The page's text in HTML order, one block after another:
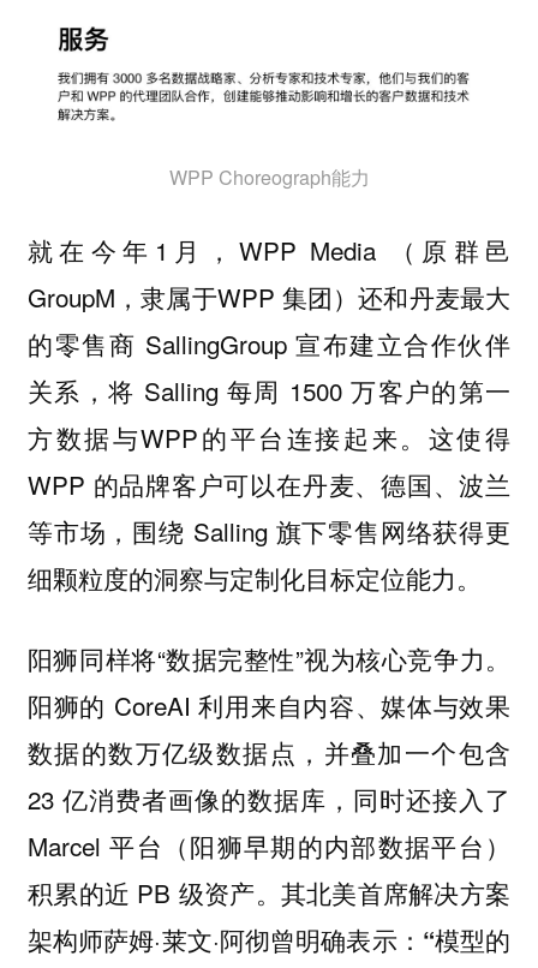
WPP Choreograph能力
就在今年1月，WPP Media （原群邑
GroupM，隶属于WPP 集团）还和丹麦最大
的零售商 SallingGroup 宣布建立合作伙伴
关系，将 Salling 每周 1500 万客户的第一
方数据与WPP的平台连接起来。这使得
WPP 的品牌客户可以在丹麦、德国、波兰
等市场，围绕 Salling 旗下零售网络获得更
细颗粒度的洞察与定制化目标定位能力。
阳狮同样将“数据完整性”视为核心竞争力。
阳狮的 CoreAI 利用来自内容、媒体与效果
数据的数万亿级数据点，并叠加一个包含
23 亿消费者画像的数据库，同时还接入了
Marcel 平台（阳狮早期的内部数据平台）
积累的近 PB 级资产。其北美首席解决方案
架构师萨姆·莱文·阿彻曾明确表示： “模型的